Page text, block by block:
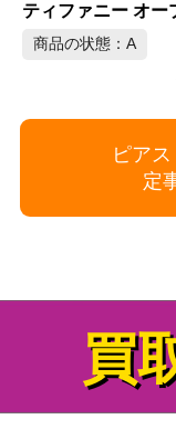
K18WG 天然ダイ
商品の状態：A
ピア
定
買